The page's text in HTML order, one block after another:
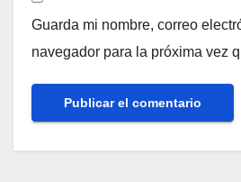
Guarda mi nombre, correo
navegador para la próxima vez